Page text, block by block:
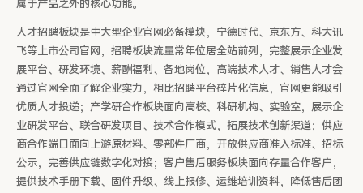
属于产品之外的核心功能。
人才招聘板块是中大型企业官网必备模块，宁德时代、京东方、科大讯
飞等上市公司官网，招聘板块流量常年位居全站前列，完整展示企业发
展平台、研发环境、薪酬福利、各地岗位，高端技术人才、销售人才会
通过官网全面了解企业实力，相比招聘平台碎片化信息，官网更能吸引
优质人才投递；产学研合作板块面向高校、科研机构、实验室，展示企
业研发平台、联合研发项目、技术合作模式，拓展技术创新渠道；供应
商合作端口面向上游原材料、零部件厂商，开放供应商准入标准、招标
公示，完善供应链数字化对接；客户售后服务板块面向存量合作客户，
提供技术手册下载、固件升级、线上报修、运维培训资料，降低售后团